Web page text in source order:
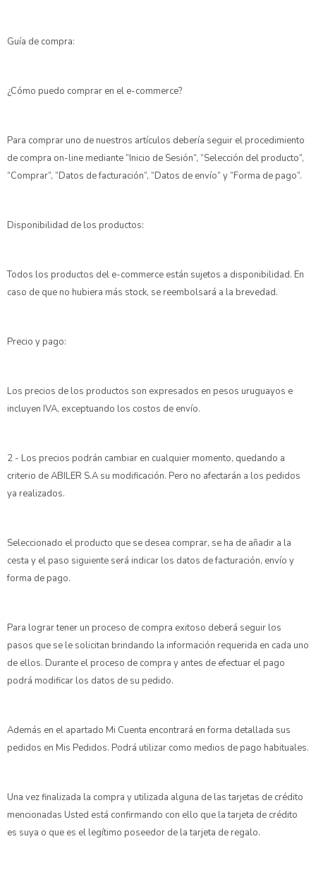
Guía de compra:
¿Cómo puedo comprar en el e-commerce?
Para comprar uno de nuestros artículos debería seguir el procedimiento
de compra on-line mediante “Inicio de Sesión”, “Selección del producto”,
“Comprar”, “Datos de facturación”, “Datos de envío” y “Forma de pago”.
Disponibilidad de los productos:
Todos los productos del e-commerce están sujetos a disponibilidad. En
caso de que no hubiera más stock, se reembolsará a la brevedad.
Precio y pago:
Los precios de los productos son expresados en pesos uruguayos e
incluyen IVA, exceptuando los costos de envío.
2 - Los precios podrán cambiar en cualquier momento, quedando a
criterio de ABILER S.A su modificación. Pero no afectarán a los pedidos
ya realizados.
Seleccionado el producto que se desea comprar, se ha de añadir a la
cesta y el paso siguiente será indicar los datos de facturación, envío y
forma de pago.
Para lograr tener un proceso de compra exitoso deberá seguir los
pasos que se le solicitan brindando la información requerida en cada uno
de ellos. Durante el proceso de compra y antes de efectuar el pago
podrá modificar los datos de su pedido.
Además en el apartado Mi Cuenta encontrará en forma detallada sus
pedidos en Mis Pedidos. Podrá utilizar como medios de pago habituales.
Una vez finalizada la compra y utilizada alguna de las tarjetas de crédito
mencionadas Usted está confirmando con ello que la tarjeta de crédito
es suya o que es el legítimo poseedor de la tarjeta de regalo.